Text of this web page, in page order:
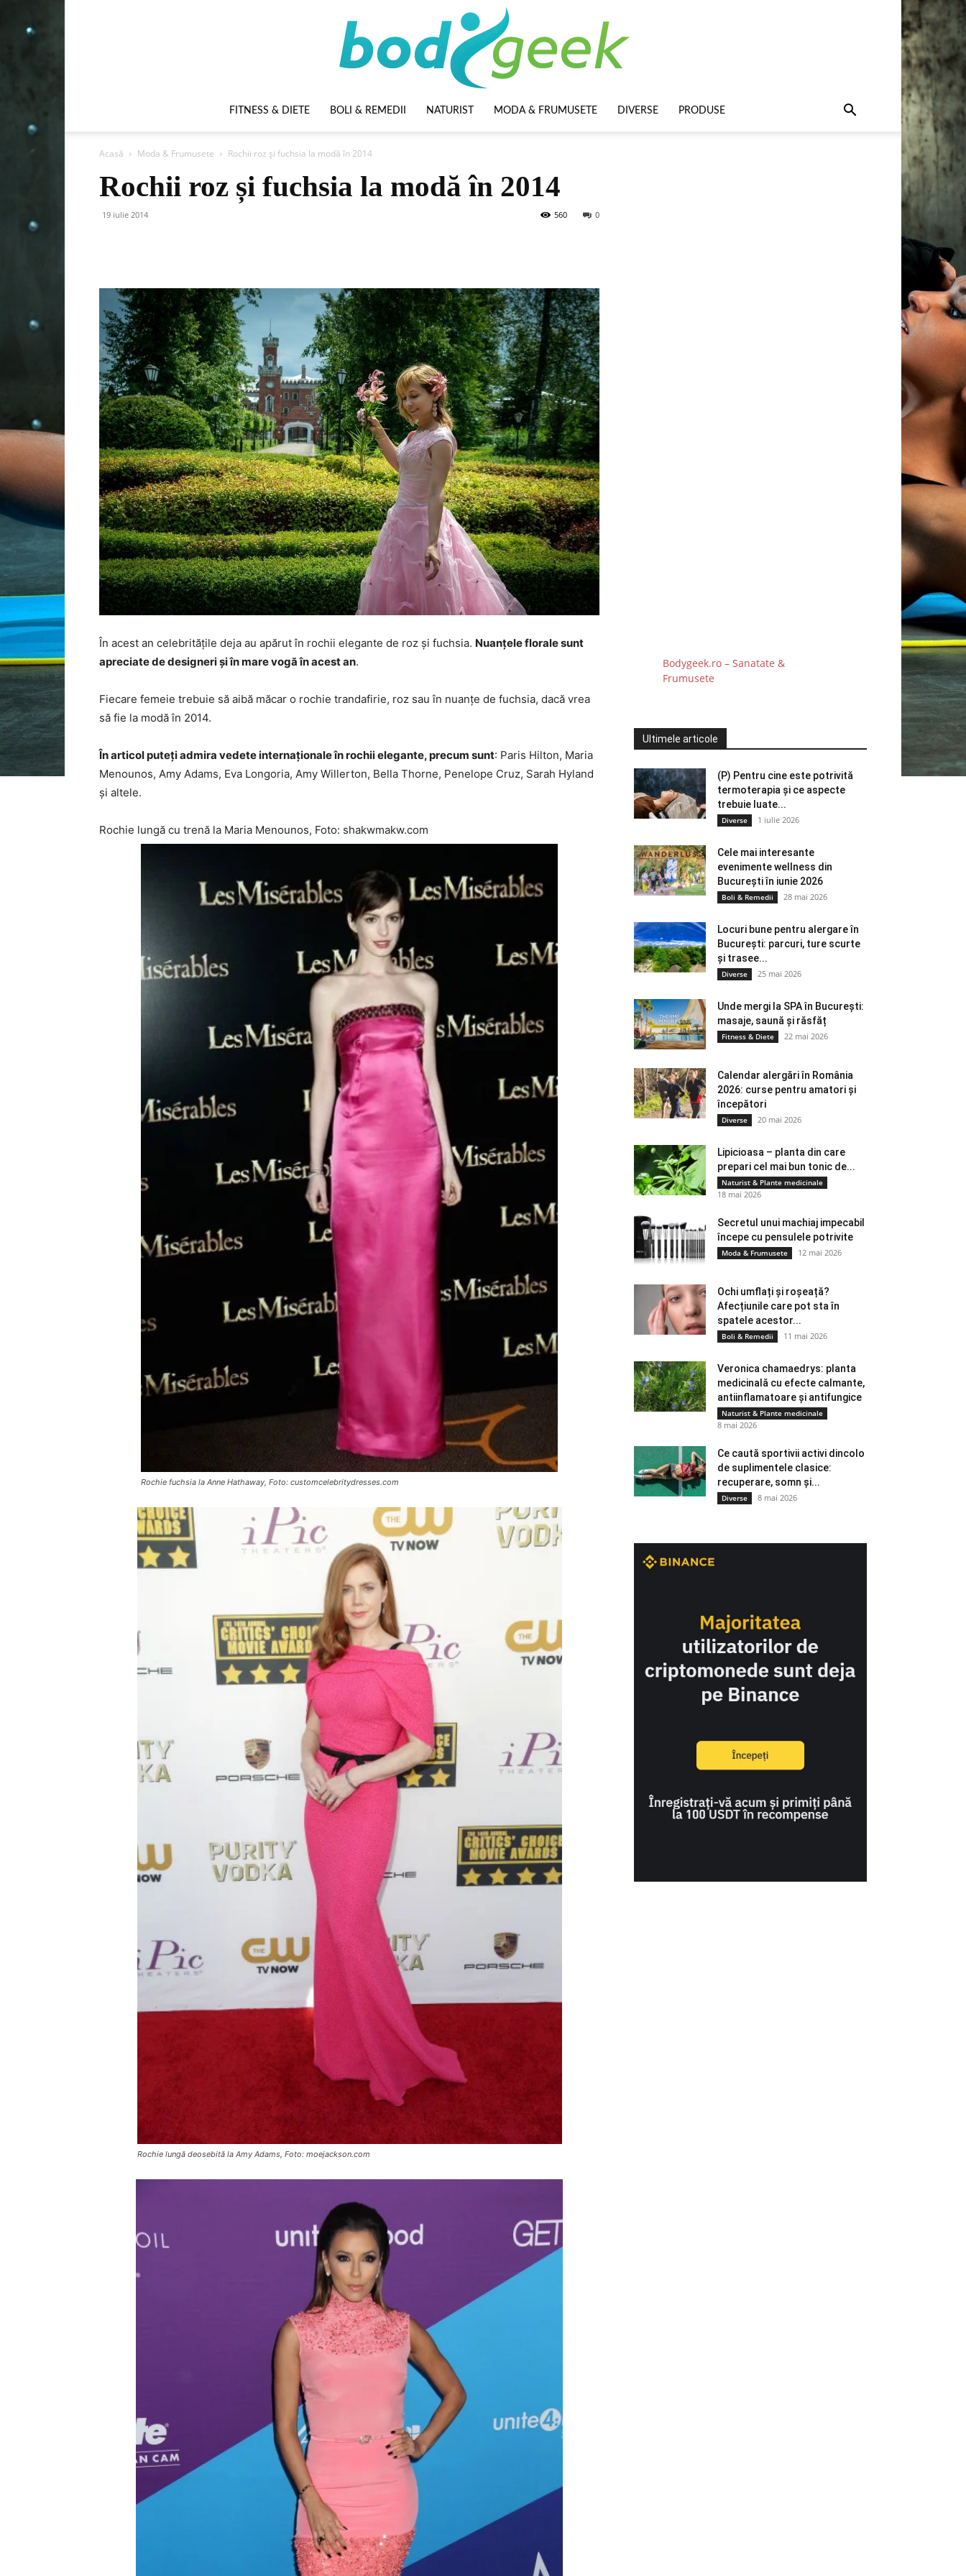
FITNESS & DIETE BOLI & REMEDII NATURIST MODA & FRUMUSETE DIVERSE PRODUSE
Acasă Moda & Frumusete Rochii roz și fuchsia la modă în 2014
Rochii roz și fuchsia la modă în 2014
19 iulie 2014 0
560
În acest an celebritățile deja au apărut în rochii elegante de roz și fuchsia. Nuanțele florale sunt
apreciate de designeri și în mare vogă în acest an.
Fiecare femeie trebuie să aibă măcar o rochie trandafirie, roz sau în nuanțe de fuchsia, dacă vrea
să fie la modă în 2014.
În articol puteți admira vedete internaționale în rochii elegante, precum sunt: Paris Hilton, Maria
Menounos, Amy Adams, Eva Longoria, Amy Willerton, Bella Thorne, Penelope Cruz, Sarah Hyland
și altele.
Rochie lungă cu trenă la Maria Menounos, Foto: shakwmakw.com
Rochie fuchsia la Anne Hathaway, Foto: customcelebritydresses.com
Rochie lungă deosebită la Amy Adams, Foto: moejackson.com
Bodygeek.ro – Sanatate &
Frumusete
Ultimele articole
(P) Pentru cine este potrivită
termoterapia și ce aspecte
trebuie luate...
Diverse 1 iulie 2026
Cele mai interesante
evenimente wellness din
București în iunie 2026
Boli & Remedii 28 mai 2026
Locuri bune pentru alergare în
București: parcuri, ture scurte
și trasee...
Diverse 25 mai 2026
Unde mergi la SPA în București:
masaje, saună și răsfăț
Fitness & Diete 22 mai 2026
Calendar alergări în România
2026: curse pentru amatori și
începători
Diverse 20 mai 2026
Lipicioasa – planta din care
prepari cel mai bun tonic de...
Naturist & Plante medicinale
18 mai 2026
Secretul unui machiaj impecabil
începe cu pensulele potrivite
Moda & Frumusete 12 mai 2026
Ochi umflați și roșeață?
Afecțiunile care pot sta în
spatele acestor...
Boli & Remedii 11 mai 2026
Veronica chamaedrys: planta
medicinală cu efecte calmante,
antiinflamatoare și antifungice
Naturist & Plante medicinale
8 mai 2026
Ce caută sportivii activi dincolo
de suplimentele clasice:
recuperare, somn și...
Diverse 8 mai 2026